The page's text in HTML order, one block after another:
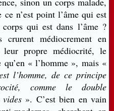
n’est point l’âme qui est
qui est dans l’âme ?
crurent médiocrement en
propre médiocrité, le
« l’homme », mais «
l’homme, de ce principe
comme le double
». C’est bien en vain